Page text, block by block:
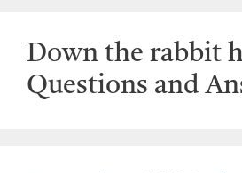
Down the rabbit
Questions and